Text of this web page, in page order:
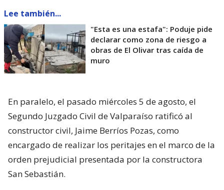
Lee también...
"Esta es una estafa": Poduje pide
declarar como zona de riesgo a
obras de El Olivar tras caída de
muro
En paralelo, el pasado miércoles 5 de agosto, el
Segundo Juzgado Civil de Valparaíso ratificó al
constructor civil, Jaime Berríos Pozas, como
encargado de realizar los peritajes en el marco de la
orden prejudicial presentada por la constructora
San Sebastián.